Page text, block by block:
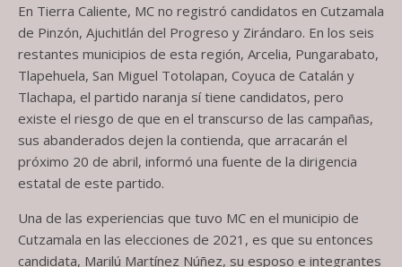
En Tierra Caliente, MC no registró candidatos en Cutzamala
de Pinzón, Ajuchitlán del Progreso y Zirándaro. En los seis
restantes municipios de esta región, Arcelia, Pungarabato,
Tlapehuela, San Miguel Totolapan, Coyuca de Catalán y
Tlachapa, el partido naranja sí tiene candidatos, pero
existe el riesgo de que en el transcurso de las campañas,
sus abanderados dejen la contienda, que arracarán el
próximo 20 de abril, informó una fuente de la dirigencia
estatal de este partido.
Una de las experiencias que tuvo MC en el municipio de
Cutzamala en las elecciones de 2021, es que su entonces
candidata, Marilú Martínez Núñez, su esposo e integrantes